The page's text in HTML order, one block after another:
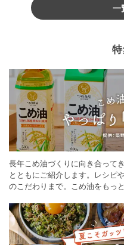
一
長年こめ油づくりに向き合って
とともにご紹介します。レシピ
のこだわりまで。こめ油をもっ